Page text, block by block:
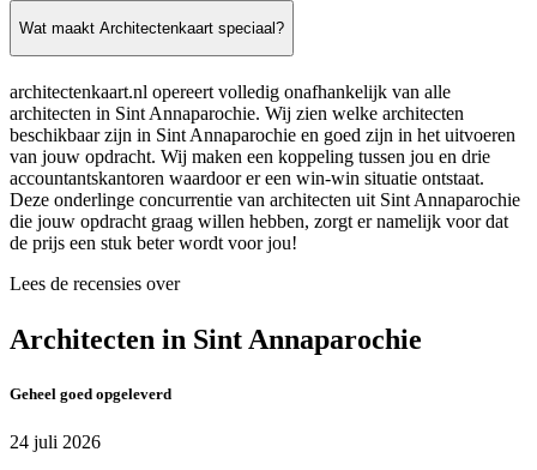
Wat maakt Architectenkaart speciaal?
architectenkaart.nl opereert volledig onafhankelijk van alle
architecten in Sint Annaparochie. Wij zien welke architecten
beschikbaar zijn in Sint Annaparochie en goed zijn in het uitvoeren
van jouw opdracht. Wij maken een koppeling tussen jou en drie
accountantskantoren waardoor er een win-win situatie ontstaat.
Deze onderlinge concurrentie van architecten uit Sint Annaparochie
die jouw opdracht graag willen hebben, zorgt er namelijk voor dat
de prijs een stuk beter wordt voor jou!
Lees de recensies over
Architecten in Sint Annaparochie
Geheel goed opgeleverd
24 juli 2026